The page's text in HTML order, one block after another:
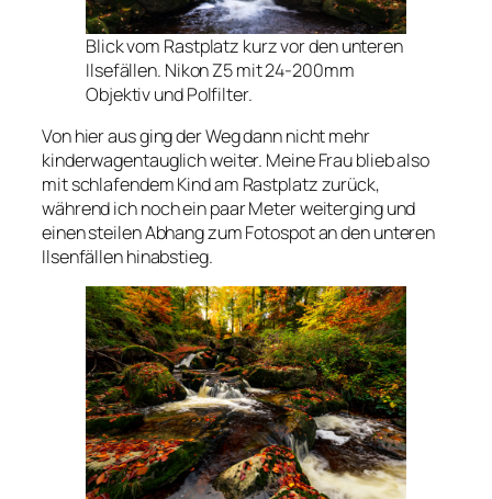
Blick vom Rastplatz kurz vor den unteren
Ilsefällen. Nikon Z5 mit 24-200mm
Objektiv und Polfilter.
Von hier aus ging der Weg dann nicht mehr
kinderwagentauglich weiter. Meine Frau blieb also
mit schlafendem Kind am Rastplatz zurück,
während ich noch ein paar Meter weiterging und
einen steilen Abhang zum Fotospot an den unteren
Ilsenfällen hinabstieg.